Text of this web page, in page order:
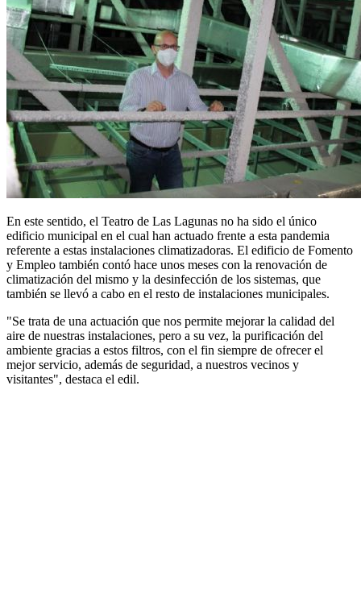
En este sentido, el Teatro de Las Lagunas no ha sido el único
edificio municipal en el cual han actuado frente a esta pandemia
referente a estas instalaciones climatizadoras. El edificio de Fomento
y Empleo también contó hace unos meses con la renovación de
climatización del mismo y la desinfección de los sistemas, que
también se llevó a cabo en el resto de instalaciones municipales.
"Se trata de una actuación que nos permite mejorar la calidad del
aire de nuestras instalaciones, pero a su vez, la purificación del
ambiente gracias a estos filtros, con el fin siempre de ofrecer el
mejor servicio, además de seguridad, a nuestros vecinos y
visitantes", destaca el edil.